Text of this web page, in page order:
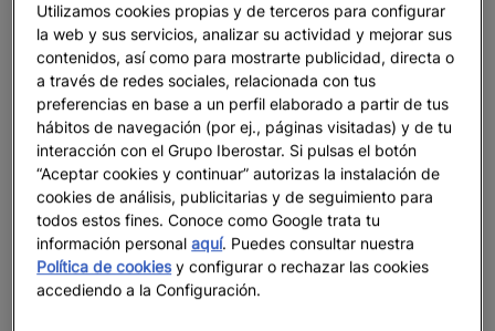
Con los más peques, el plan consiste en crear un
juego en el que puedan expresar sus deseos.
Durante el proceso de planificación,se puede llevar
a cabo una votación espontánea en la que los niños
griten una palabra tonta que exprese su entusiasmo.
No obstante, como en toda democracia, estas
decisiones también traen consigo sus propias reglas
y normas. Es decir, una pequeña 'Constitución' que
tiene que quedar clara antes de salir. Preguntas
como ¿estaremos todo el día durmiendo? ¿cuánta
independencia tendrán los niños? ¿qué cosas
Utilizamos cookies propias y de terceros para configurar
la web y sus servicios, analizar su actividad y mejorar sus
contenidos, así como para mostrarte publicidad, directa o
a través de redes sociales, relacionada con tus
preferencias en base a un perfil elaborado a partir de tus
hábitos de navegación (por ej., páginas visitadas) y de tu
interacción con el Grupo Iberostar. Si pulsas el botón
“Aceptar cookies y continuar” autorizas la instalación de
cookies de análisis, publicitarias y de seguimiento para
todos estos fines. Conoce como Google trata tu
información personalaquí. Puedes consultar nuestra
Política de cookiesy configurar o rechazar las cookies
accediendo a la Configuración.